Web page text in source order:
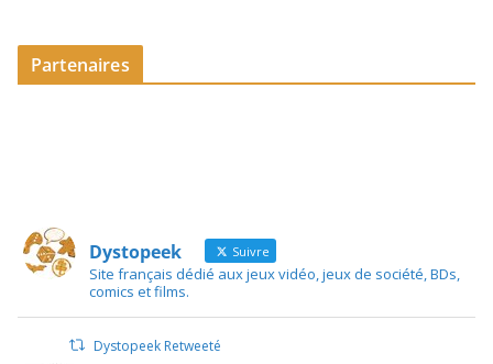
Partenaires
Dystopeek Suivre
Site français dédié aux jeux vidéo, jeux de société, BDs,
comics et films.
Dystopeek Retweeté